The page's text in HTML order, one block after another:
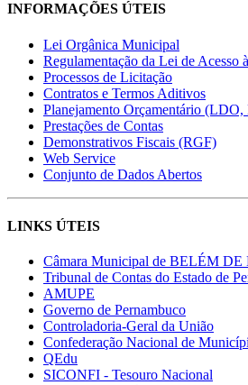
INFORMAÇÕES ÚTEIS
Lei Orgânica Municipal
Regulamentação da Lei de Acesso
Processos de Licitação
Contratos e Termos Aditivos
Planejamento Orçamentário
Prestações de Contas
Demonstrativos Fiscais (RGF)
Web Service
Conjunto de Dados Abertos
LINKS ÚTEIS
Câmara Municipal de BELÉM
Tribunal de Contas do Estado de
AMUPE
Governo de Pernambuco
Controladoria-Geral da União
Confederação Nacional de
QEdu
SICONFI - Tesouro Nacional